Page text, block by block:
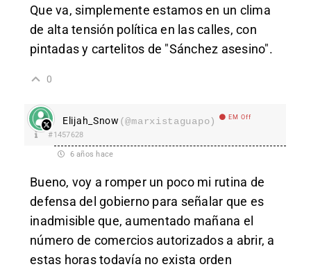
Que va, simplemente estamos en un clima
de alta tensión política en las calles, con
pintadas y cartelitos de "Sánchez asesino".
0
Elijah_Snow (@marxistaguapo) EM Off
#1457628
6 años hace
Bueno, voy a romper un poco mi rutina de
defensa del gobierno para señalar que es
inadmisible que, aumentado mañana el
número de comercios autorizados a abrir, a
estas horas todavía no exista orden